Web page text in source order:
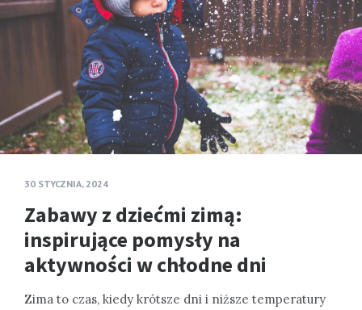
30 STYCZNIA, 2024
Zabawy z dziećmi zimą:
inspirujące pomysły na
aktywności w chłodne dni
Zima to czas, kiedy krótsze dni i niższe temperatury